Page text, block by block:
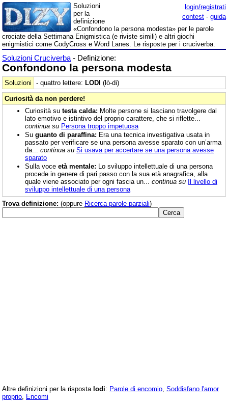
login/registrati
contest - guida
Soluzioni
per la
definizione
«Confondono la persona modesta» per le parole
crociate della Settimana Enigmistica (e riviste simili) e altri giochi
enigmistici come CodyCross e Word Lanes. Le risposte per i cruciverba.
Soluzioni Cruciverba - Definizione:
Confondono la persona modesta
Soluzioni - quattro lettere: LODI (lò-di)
Curiosità da non perdere!
Curiosità su testa calda: Molte persone si lasciano travolgere dal
lato emotivo e istintivo del proprio carattere, che si riflette...
continua su Persona troppo impetuosa
Su guanto di paraffina: Era una tecnica investigativa usata in
passato per verificare se una persona avesse sparato con un’arma
da... continua su Si usava per accertare se una persona avesse
sparato
Sulla voce età mentale: Lo sviluppo intellettuale di una persona
procede in genere di pari passo con la sua età anagrafica, alla
quale viene associato per ogni fascia un... continua su Il livello di
sviluppo intellettuale di una persona
Trova definizione: (oppure Ricerca parole parziali)
Altre definizioni per la risposta lodi: Parole di encomio Soddisfano l'amor
proprio Encomi